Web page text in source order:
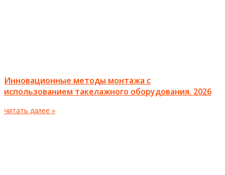
Инновационные методы монтажа с
использованием такелажного оборудования. 2026
читать далее »